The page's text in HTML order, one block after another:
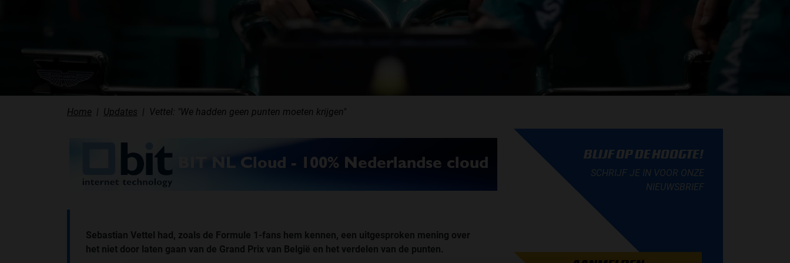
Home Updates Vettel: "We hadden geen punten moeten krijgen"
Sebastian Vettel had, zoals de Formule 1-fans hem kennen, een uitgesproken mening over
het niet door laten gaan van de Grand Prix van België en het verdelen van de punten.
BLIJF OP DE HOOGTE!
SCHRIJF JE IN VOOR ONZE
NIEUWSBRIEF